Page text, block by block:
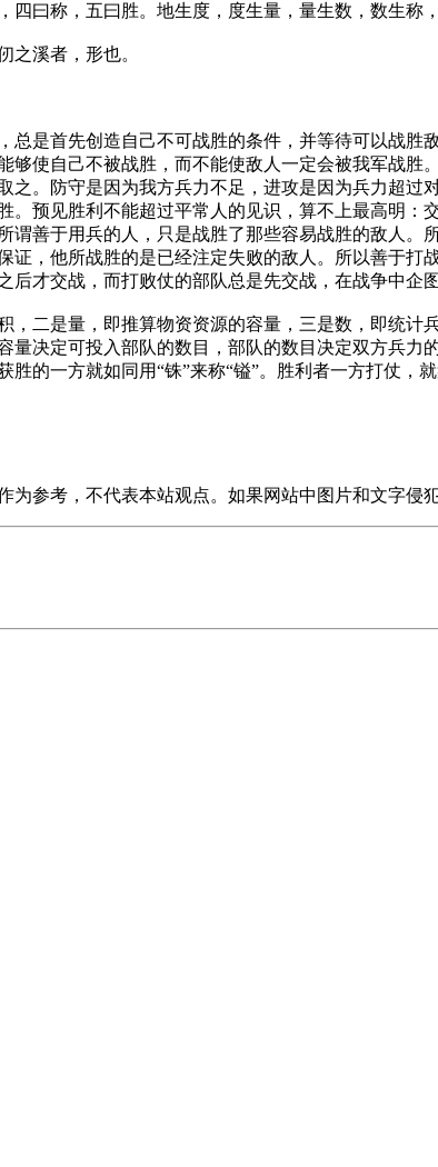
曰称，五曰胜。地生度，度生量，量生数，数生称
之溪者，形也。
是首先创造自己不可战胜的条件，并等待可以战胜
够使自己不被战胜，而不能使敌人一定会被我军战
之。防守是因为我方兵力不足，进攻是因为兵力超
。预见胜利不能超过平常人的见识，算不上最高明
谓善于用兵的人，只是战胜了那些容易战胜的敌人
证，他所战胜的是已经注定失败的敌人。所以善于
后才交战，而打败仗的部队总是先交战，在战争中
二是量，即推算物资资源的容量，三是数，即统计
量决定可投入部队的数目，部队的数目决定双方兵
胜的一方就如同用“铢”来称“镒”。胜利者一方打仗，
为参考，不代表本站观点。如果网站中图片和文字侵